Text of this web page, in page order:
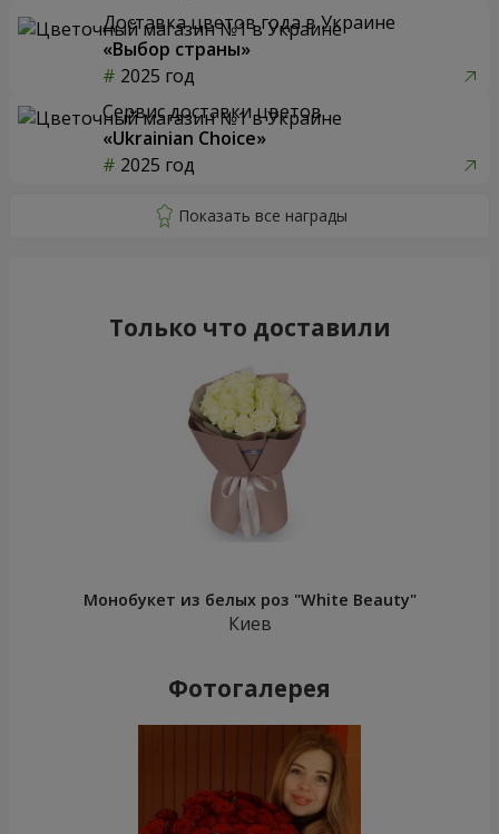
Доставка цветов года в Украине
«Выбор страны»
2025 год
Сервис доставки цветов
«Ukrainian Choice»
2025 год
Только что доставили
Монобукет из белых роз "White Beauty"
Киев
Фотогалерея